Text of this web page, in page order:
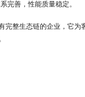
完善，性能质量稳定。
完整生态链的企业，它